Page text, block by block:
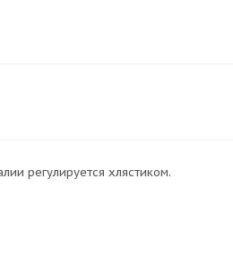
регулируется хлястиком.